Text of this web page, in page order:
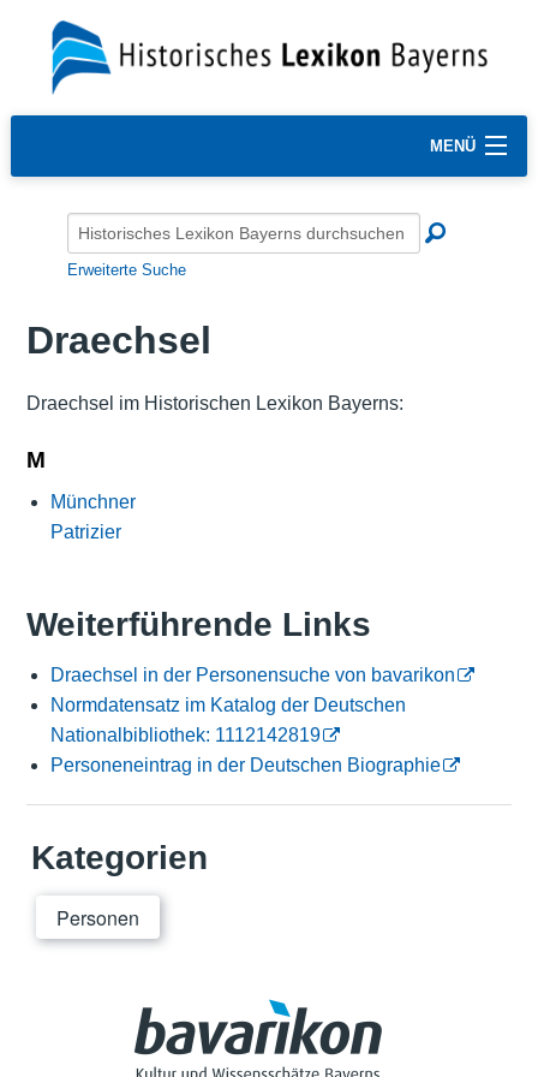
MENÜ
Erweiterte Suche
Draechsel
Draechsel im Historischen Lexikon Bayerns:
M
Münchner
Patrizier
Weiterführende Links
Draechsel in der Personensuche von bavarikon
Normdatensatz im Katalog der Deutschen
Nationalbibliothek: 1112142819
Personeneintrag in der Deutschen Biographie
Kategorien
Personen